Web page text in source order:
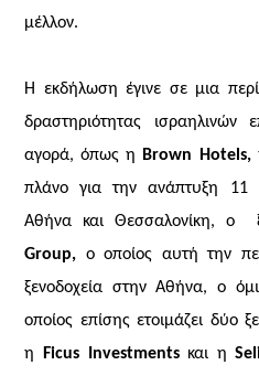
μέλλον.
Η εκδήλωση έγινε σε μια
δραστηριότητας ισραηλινών
αγορά, όπως η
Brown Hotels,
πλάνο για την ανάπτυξη 11
Αθήνα και Θεσσαλονίκη, ο
Group, ο οποίος αυτή την
ξενοδοχεία στην Αθήνα, ο
οποίος επίσης ετοιμάζει δύο
η
Ficus Investments και η